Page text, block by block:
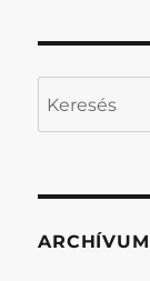
ARCHÍVUM